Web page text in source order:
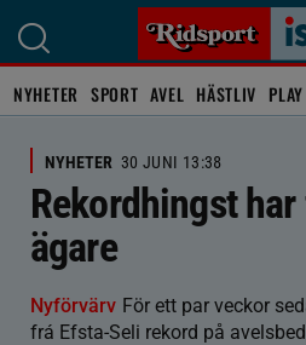
NYHETER SPORT AVEL HÄSTLIV PLAY
NYHETER 30 JUNI 13:38
Rekordhingst
ägare
Nyförvärv För ett par veckor
frá Efsta-Seli rekord på